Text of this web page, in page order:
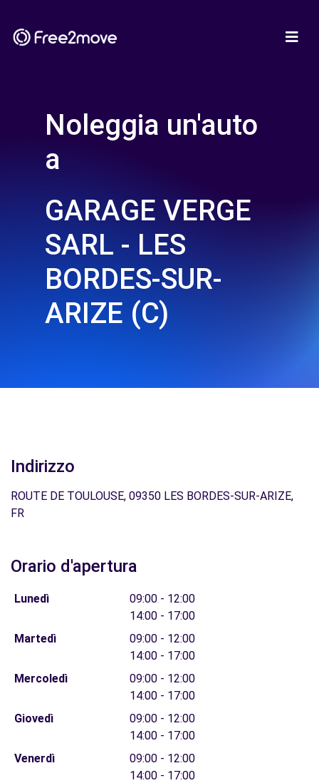
Noleggia un'auto
a
GARAGE VERGE
SARL - LES
BORDES-SUR-
ARIZE (C)
Indirizzo
ROUTE DE TOULOUSE, 09350 LES BORDES-SUR-ARIZE,
FR
Orario d'apertura
Lunedì
09:00 - 12:00
14:00 - 17:00
Martedì
09:00 - 12:00
14:00 - 17:00
Mercoledì
09:00 - 12:00
14:00 - 17:00
Giovedì
09:00 - 12:00
14:00 - 17:00
Venerdì
09:00 - 12:00
14:00 - 17:00